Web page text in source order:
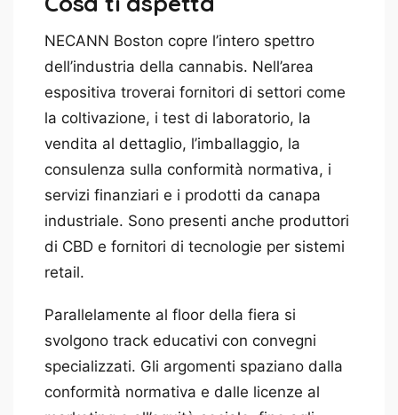
NECANN Boston copre l’intero spettro
dell’industria della cannabis. Nell’area
espositiva troverai fornitori di settori come
la coltivazione, i test di laboratorio, la
vendita al dettaglio, l’imballaggio, la
consulenza sulla conformità normativa, i
servizi finanziari e i prodotti da canapa
industriale. Sono presenti anche produttori
di CBD e fornitori di tecnologie per sistemi
retail.
Parallelamente al floor della fiera si
svolgono track educativi con convegni
specializzati. Gli argomenti spaziano dalla
conformità normativa e dalle licenze al